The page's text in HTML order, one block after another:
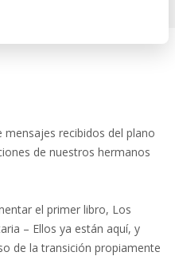
mensajes recibidos del plano
de nuestros hermanos
el primer libro, Los
– Ellos ya están aquí, y
de la transición propiamente